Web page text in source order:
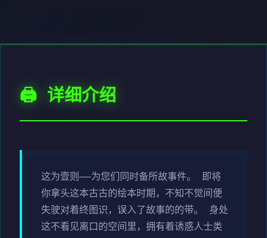
🖨️ 详细介绍
这为壹则——为您们同时备所故事件。 即将
你拿头这本古古的绘本时期，不知不觉间便
失驶对着终图识，误入了故事的的带。 身处
这不看见离口的空间里，拥有着诱惑人士类